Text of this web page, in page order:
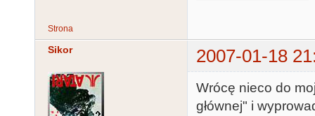
Strona
Sikor 2007-01-18
Wrócę nieco do
głównej" i